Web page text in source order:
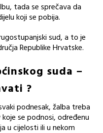
tada se sprečava da
koji se pobija.
sud, a to je
Republike Hrvatske.
suda –
?
podnesak, žalba treba
se podnosi, određenu
u cijelosti ili u nekom